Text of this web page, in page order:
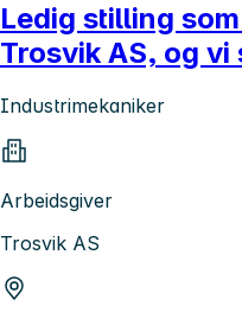
Ledig stilling
Trosvik AS, og vi
Industrimekaniker
Arbeidsgiver
Trosvik AS